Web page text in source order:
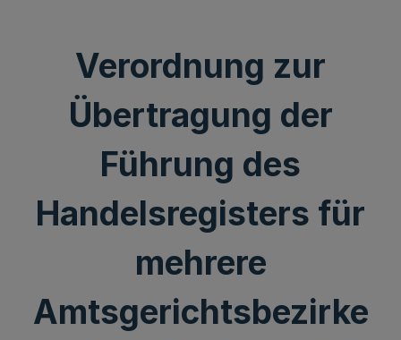
Verordnung zur
Übertragung der
Führung des
Handelsregisters für
mehrere
Amtsgerichtsbezirke